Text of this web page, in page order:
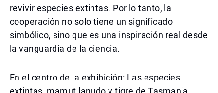
revivir especies extintas. Por lo tanto, la
cooperación no solo tiene un significado
simbólico, sino que es una inspiración real desde
la vanguardia de la ciencia.
En el centro de la exhibición: Las especies
extintas, mamut lanudo y tigre de Tasmania